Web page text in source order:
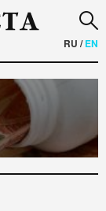
RU /EN